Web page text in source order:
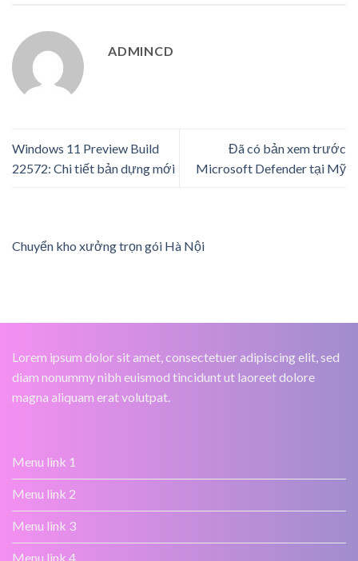
ADMINCD
Windows 11 Preview Build
22572: Chi tiết bản dựng mới
Đã có bản xem trước
Microsoft Defender tại Mỹ
Chuyển kho xưởng trọn gói Hà Nội
Lorem ipsum dolor sit amet, consectetuer adipiscing elit, sed
diam nonummy nibh euismod tincidunt ut laoreet dolore
magna aliquam erat volutpat.
Menu link 1
Menu link 2
Menu link 3
Menu link 4